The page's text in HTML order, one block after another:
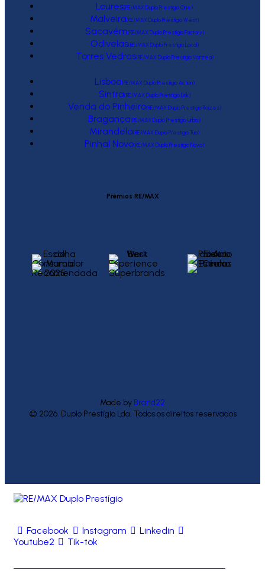
Loures(RE/MAX Duplo Prestígio One)
Malveira(RE/MAX Duplo Prestígio West)
Sacavém(RE/MAX Duplo Prestígio Factory)
Odivelas(RE/MAX Duplo Prestígio Local)
Torres Vedras(RE/MAX Duplo Prestígio Várzea)
Lisboa(RE/MAX Duplo Prestígio Action)
Sintra(RE/MAX Duplo Prestígio Link)
Venda do Pinheiro(RE/MAX Duplo Prestígio Raízes)
Bragança(RE/MAX Duplo Prestígio Urbis)
Mirandela(RE/MAX Duplo Prestígio Tua)
Pinhal Novo(RE/MAX Duplo Prestígio Novo)
Prémios RE/MAX
Made by Brand22
© 2026. Duplo Prestígio Lda. Todos os direitos reservados
Facebook Instagram
Linkedin
Youtube2
Tik-tok